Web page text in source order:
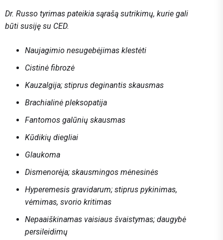
Dr. Russo tyrimas pateikia sąrašą sutrikimų, kurie gali
būti susiję su CED.
Naujagimio nesugebėjimas klestėti
Cistinė fibrozė
Kauzalgija; stiprus deginantis skausmas
Brachialinė pleksopatija
Fantomos galūnių skausmas
Kūdikių diegliai
Glaukoma
Dismenorėja; skausmingos mėnesinės
Hyperemesis gravidarum; stiprus pykinimas,
vėmimas, svorio kritimas
Nepaaiškinamas vaisiaus švaistymas; daugybė
persileidimų